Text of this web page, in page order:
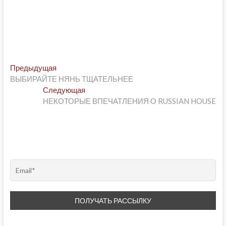
Post
navigation
ПредыдущаяПредыдущая
post:
ВЫБИРАЙТЕ НЯНЬ ТЩАТЕЛЬНЕЕ
Следующая
post:
НЕКОТОРЫЕ ВПЕЧАТЛЕНИЯ О RUSSIAN HOUSE